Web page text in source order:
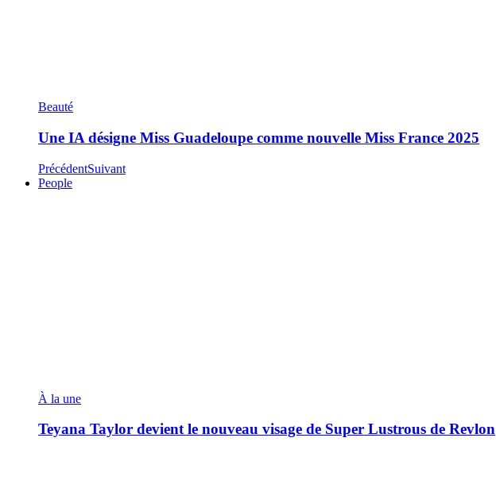
Beauté
Une IA désigne Miss Guadeloupe comme nouvelle Miss France 2025
PrécédentSuivant
People
À la une
Teyana Taylor devient le nouveau visage de Super Lustrous de Revlon